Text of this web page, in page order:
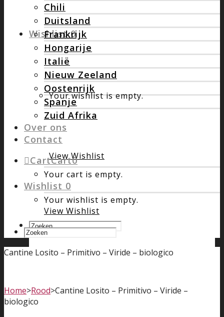
Wishlist 0
Your wishlist is empty.
View Wishlist
Chili
Duitsland
Frankrijk
Hongarije
Italië
Nieuw Zeeland
Oostenrijk
Spanje
Zuid Afrika
Over ons
Contact
CartCart0
Your cart is empty.
Wishlist 0
Your wishlist is empty.
View Wishlist
Cantine Losito – Primitivo – Viride – biologico
Home>Rood>Cantine Losito – Primitivo – Viride –
biologico